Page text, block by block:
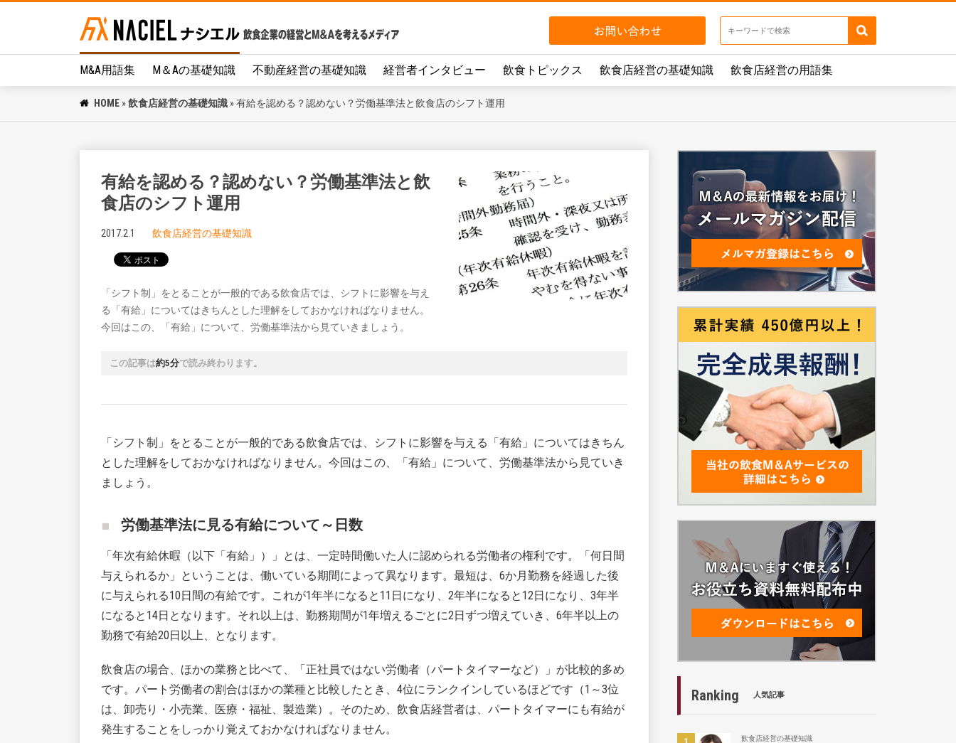
M&A用語集 M＆Aの基礎知識 不動産経営の基礎知識 経営者インタビュー 飲食トピックス 飲食店経営の基礎知識 飲食店経営の用語集
HOME »飲食店経営の基礎知識 »有給を認める？認めない？労働基準法と飲食店のシフト運用
有給を認める？認めない？労働基準法と飲
食店のシフト運用
2017.2.1 飲食店経営の基礎知識
「シフト制」をとることが一般的である飲食店では、シフトに影響を与え
る「有給」についてはきちんとした理解をしておかなければなりません。
今回はこの、「有給」について、労働基準法から見ていきましょう。
この記事は約5分で読み終わります。
「シフト制」をとることが一般的である飲食店では、シフトに影響を与える「有給」についてはきちん
とした理解をしておかなければなりません。今回はこの、「有給」について、労働基準法から見ていき
ましょう。
労働基準法に見る有給について～日数
「年次有給休暇（以下「有給」）」とは、一定時間働いた人に認められる労働者の権利です。「何日間
与えられるか」ということは、働いている期間によって異なります。最短は、6か月勤務を経過した後
に与えられる10日間の有給です。これが1年半になると11日になり、2年半になると12日になり、3年半
になると14日となります。それ以上は、勤務期間が1年増えるごとに2日ずつ増えていき、6年半以上の
勤務で有給20日以上、となります。
飲食店の場合、ほかの業務と比べて、「正社員ではない労働者（パートタイマーなど）」が比較的多め
です。パート労働者の割合はほかの業種と比較したとき、4位にランクインしているほどです（1～3位
は、卸売り・小売業、医療・福祉、製造業）。そのため、飲食店経営者は、パートタイマーにも有給が
発生することをしっかり覚えておかなければなりません。
Ranking 人気記事
飲食店経営の基礎知識